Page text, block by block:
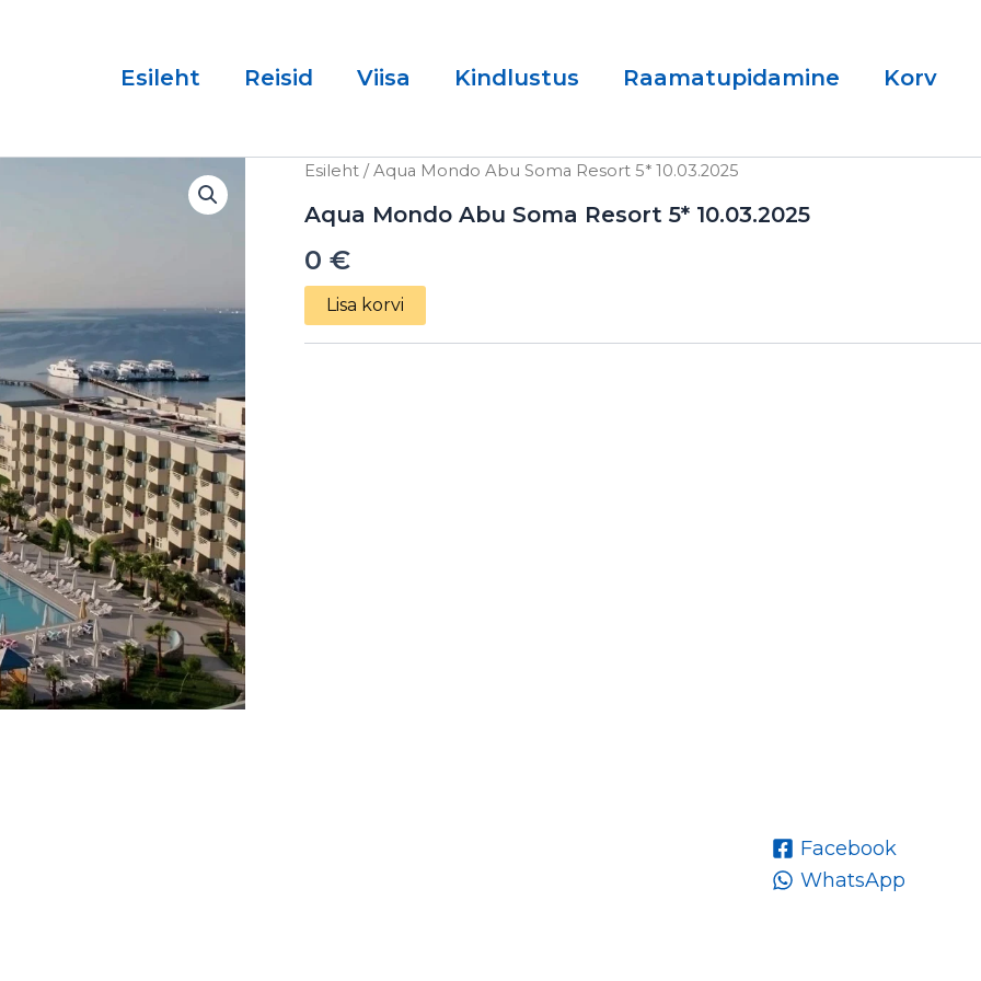
Esileht Reisid Viisa Kindlustus Raamatupidamine Korv
Esileht/ Aqua Mondo Abu Soma Resort 5* 10.03.2025
Aqua Mondo Abu Soma Resort 5* 10.03.2025
0 €
Aqua
Abu
Soma
Resort
10.03.2025
kogus
Lisa korvi
Facebook
WhatsApp